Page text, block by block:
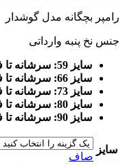
رامپر بچگانه مدل گوشدار
جنس نخ پنبه وارداتی
سایز 59: سرشانه تا فاق 36 سانت
سایز 66: سرشانه تا فاق 38 سانت
سایز 73: سرشانه تا فاق 40 سانت
سایز 80: سرشانه تا فاق 44 سانت
سایز 90: سرشانه تا فاق 48 سانت
سایز
صاف